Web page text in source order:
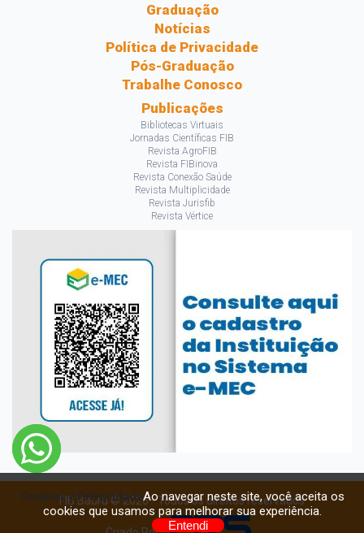
Graduação
Notícias
Política de Privacidade
Pós-Graduação
Trabalhe Conosco
Publicações
Bibliotecas Virtuais
Jornadas Científicas FIB
Revista AgroFIB
Revista FIBinova
Revista Conexão Saúde
Revista Multiplicidade
Revista Jurisfib
Revista Vértice
FIB Bauru © 2026 - Todos os direitos reservados
Cookies e PrivacidadeAo navegar neste site, você aceita os
cookies que usamos para melhorar sua experiência.
Entendi